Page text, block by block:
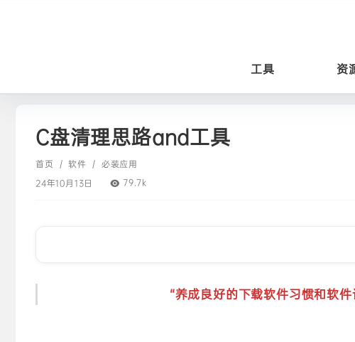
工具 资
C盘清理思路and工具
首页 / 软件 / 必装应用
24年10月13日
79.7k
“养成良好的下载软件习惯和软